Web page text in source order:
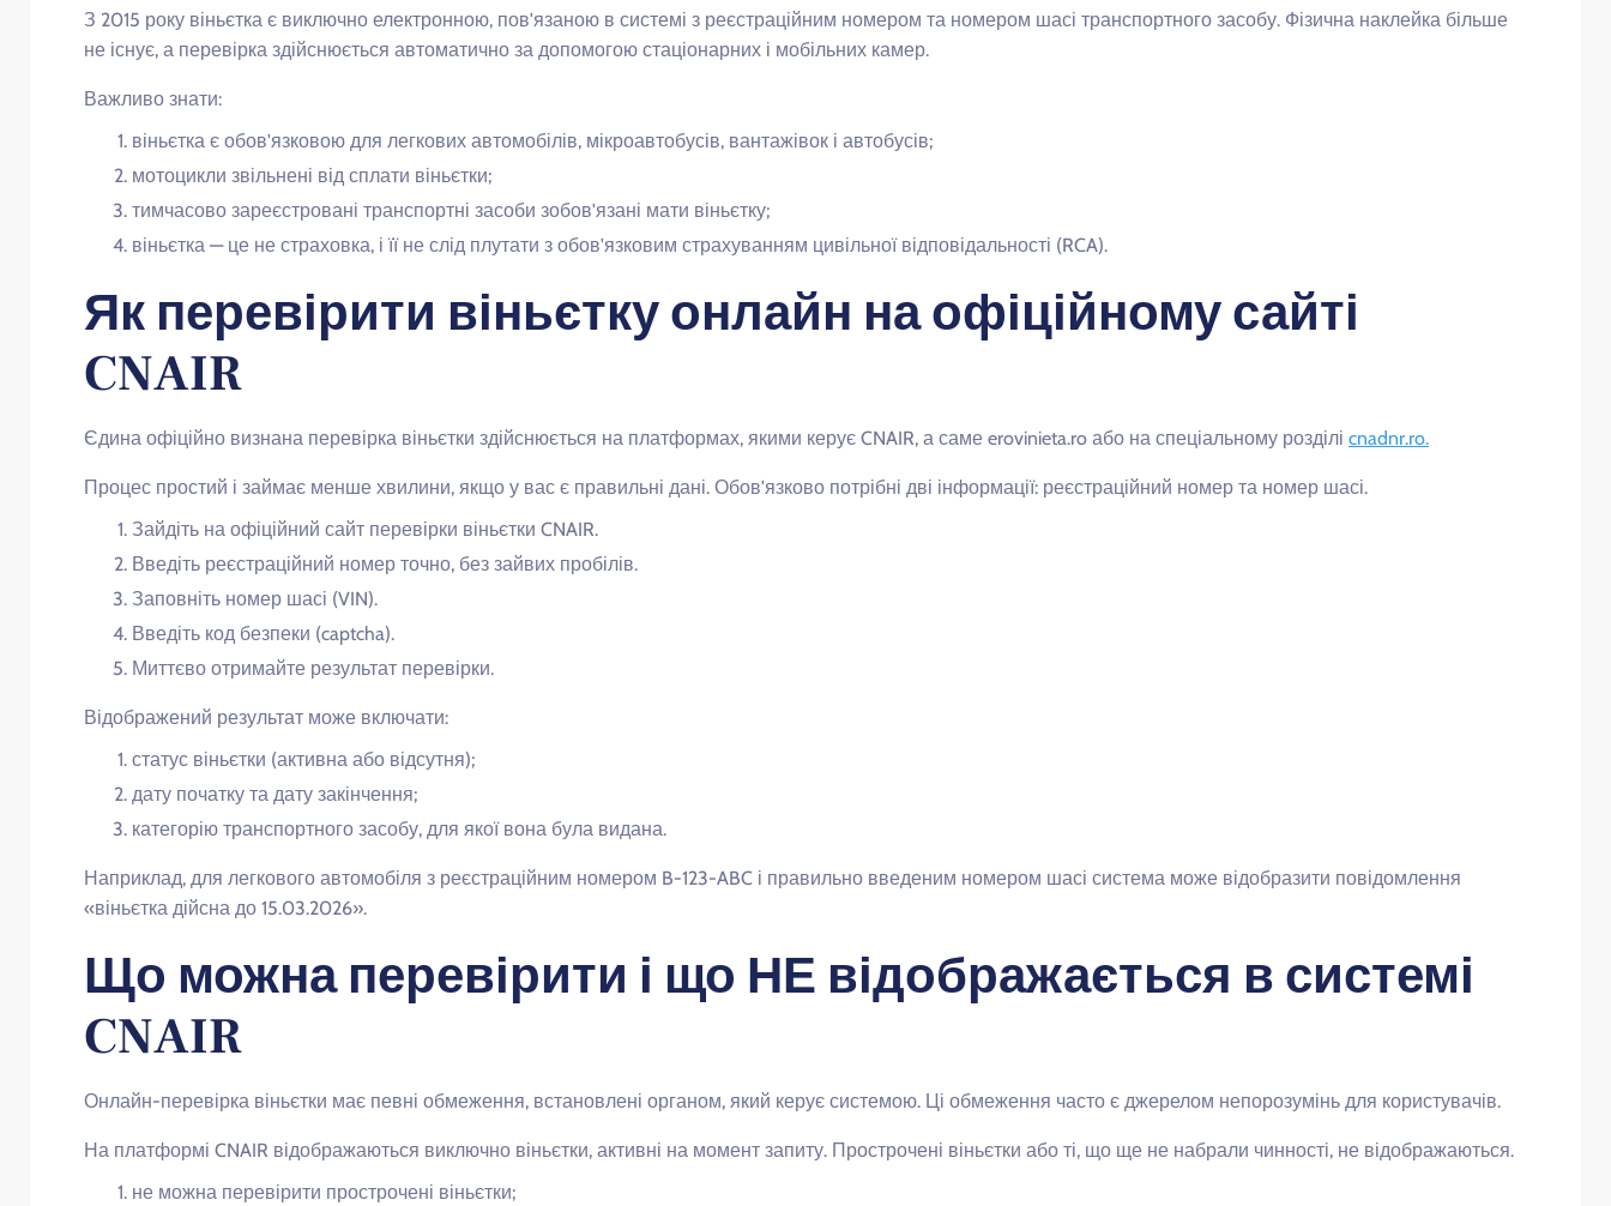
З 2015 року віньєтка є виключно електронною, пов'язаною в системі з реєстраційним номером та номером шасі транспортного засобу. Фізична наклейка більше
не існує, а перевірка здійснюється автоматично за допомогою стаціонарних і мобільних камер.
Важливо знати:
віньєтка є обов'язковою для легкових автомобілів, мікроавтобусів, вантажівок і автобусів;
мотоцикли звільнені від сплати віньєтки;
тимчасово зареєстровані транспортні засоби зобов'язані мати віньєтку;
віньєтка — це не страховка, і її не слід плутати з обов'язковим страхуванням цивільної відповідальності (RCA).
Як перевірити віньєтку онлайн на офіційному сайті
CNAIR
Єдина офіційно визнана перевірка віньєтки здійснюється на платформах, якими керує CNAIR, а саме erovinieta.ro або на спеціальному розділі cnadnr.ro.
Процес простий і займає менше хвилини, якщо у вас є правильні дані. Обов'язково потрібні дві інформації: реєстраційний номер та номер шасі.
Зайдіть на офіційний сайт перевірки віньєтки CNAIR.
Введіть реєстраційний номер точно, без зайвих пробілів.
Заповніть номер шасі (VIN).
Введіть код безпеки (captcha).
Миттєво отримайте результат перевірки.
Відображений результат може включати:
статус віньєтки (активна або відсутня);
дату початку та дату закінчення;
категорію транспортного засобу, для якої вона була видана.
Наприклад, для легкового автомобіля з реєстраційним номером B-123-ABC і правильно введеним номером шасі система може відобразити повідомлення
«віньєтка дійсна до 15.03.2026».
Що можна перевірити і що НЕ відображається в системі
CNAIR
Онлайн-перевірка віньєтки має певні обмеження, встановлені органом, який керує системою. Ці обмеження часто є джерелом непорозумінь для користувачів.
На платформі CNAIR відображаються виключно віньєтки, активні на момент запиту. Прострочені віньєтки або ті, що ще не набрали чинності, не відображаються.
не можна перевірити прострочені віньєтки;